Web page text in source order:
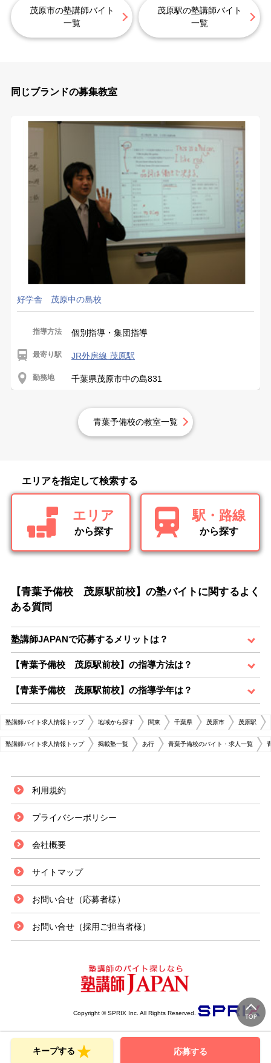
茂原市の塾講師バイト
一覧
茂原駅の塾講師バイト
一覧
同じブランドの募集教室
好学舎 茂原中の島校
指導方法 個別指導・集団指導
最寄り駅 JR外房線 茂原駅
勤務地 千葉県茂原市中の島831
青葉予備校の教室一覧
エリアを指定して検索する
エリア
から探す
駅・路線
から探す
【青葉予備校 茂原駅前校】の塾バイトに関するよく
ある質問
塾講師JAPANで応募するメリットは？
【青葉予備校 茂原駅前校】の指導方法は？
【青葉予備校 茂原駅前校】の指導学年は？
塾講師バイト求人情報トップ 地域から探す 関東 千葉県 茂原市 茂原駅
塾講師バイト求人情報トップ 掲載塾一覧 あ行 青葉予備校のバイト・求人一覧
キープする 応募する
利用規約
プライバシーポリシー
会社概要
サイトマップ
お問い合せ（応募者様）
お問い合せ（採用ご担当者様）
Copyright © SPRIX Inc. All Rights Reserved.